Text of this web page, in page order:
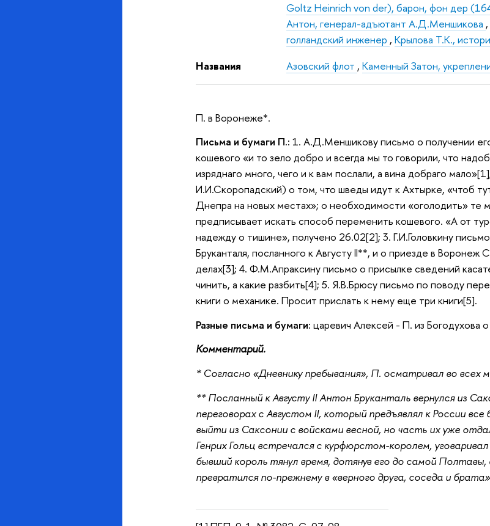
Goltz Heinrich von der), барон, фон дер
Антон, генерал-адъютант А.Д.Меншикова
голландский инженер ,Крылова Т.К.,
Названия
Азовский флот ,Каменный Затон,
П. в Воронеже*.
Письма и бумаги П.: 1. А.Д.Меншикову письмо о получении
кошевого «и то зело добро и всегда мы то говорили, что
изряднаго много, чего и к вам послали, а вина добраго
И.И.Скоропадский) о том, что шведы идут к Ахтырке, «чтоб
Днепра на новых местах»; о необходимости «оголодить» те
предписывает искать способ переменить кошевого. «А от
надежду о тишине», получено 26.02[2]; 3. Г.И.Головкину
Бруканталя, посланного к Августу II**, и о приезде в
делах[3]; 4. Ф.М.Апраксину письмо о присылке сведений
чинить, а какие разбить[4]; 5. Я.В.Брюсу письмо по поводу
книги о механике. Просит прислать к нему еще три книги[5].
Разные письма и бумаги: царевич Алексей - П. из Богодухова
Комментарий.
* Согласно «Дневнику пребывания», П. осматривал во всех
** Посланный к Августу II Антон Бруканталь вернулся из
переговорах с Августом II, который предъявлял к России
выйти из Саксонии с войсками весной, но часть их уже
Генрих Гольц встречался с курфюрстом-королем,
бывший король тянул время, дотянув его до самой
превратился по-прежнему в «верного друга, соседа и